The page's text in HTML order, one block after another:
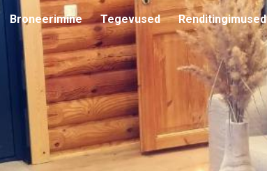
Skip to navigation
Broneerimine Tegevused Renditingimused